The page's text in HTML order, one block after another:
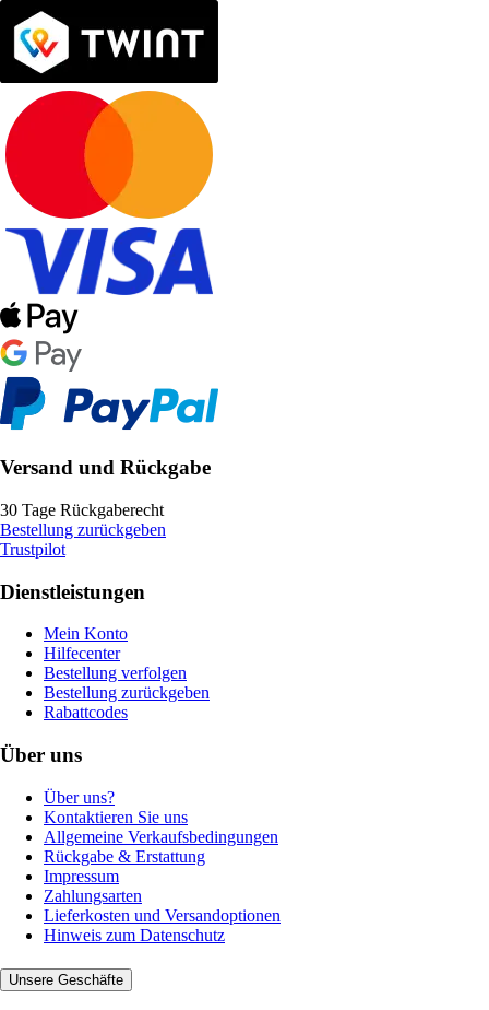
Versand und Rückgabe
30 Tage Rückgaberecht
Bestellung zurückgeben
Trustpilot
Dienstleistungen
Mein Konto
Hilfecenter
Bestellung verfolgen
Bestellung zurückgeben
Rabattcodes
Über uns
Über uns?
Kontaktieren Sie uns
Allgemeine Verkaufsbedingungen
Rückgabe & Erstattung
Impressum
Zahlungsarten
Lieferkosten und Versandoptionen
Hinweis zum Datenschutz
Unsere Geschäfte